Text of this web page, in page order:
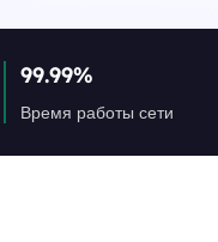
99.99%
Время работы сети